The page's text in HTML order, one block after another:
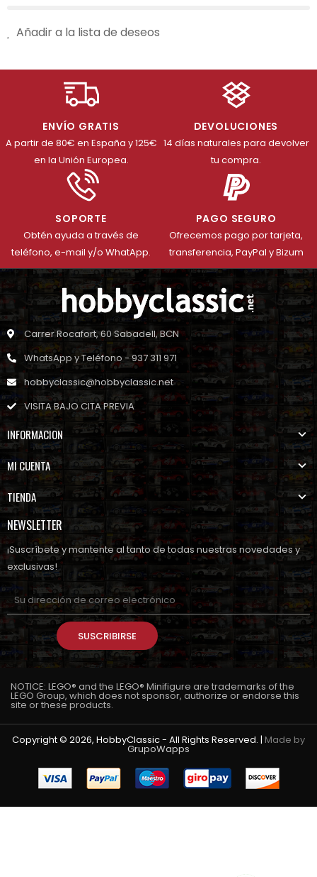
Añadir a la lista de deseos
ENVÍO GRATIS
A partir de 80€ en España y 125€
en la Unión Europea.
DEVOLUCIONES
14 días naturales para devolver
tu compra.
SOPORTE
Obtén ayuda a través de
teléfono, e-mail y/o WhatApp.
PAGO SEGURO
Ofrecemos pago por tarjeta,
transferencia, PayPal y Bizum
Carrer Rocafort, 60 Sabadell, BCN
WhatsApp y Teléfono - 937 311 971
hobbyclassic@hobbyclassic.net
VISITA BAJO CITA PREVIA
INFORMACION
MI CUENTA
TIENDA
NEWSLETTER
¡Suscríbete y mantente al tanto de todas nuestras novedades y
exclusivas!
SUSCRIBIRSE
NOTICE: LEGO® and the LEGO® Minifigure are trademarks of the
LEGO Group, which does not sponsor, authorize or endorse this
site or these products.
Copyright © 2026, HobbyClassic - All Rights Reserved. | Made by
GrupoWapps